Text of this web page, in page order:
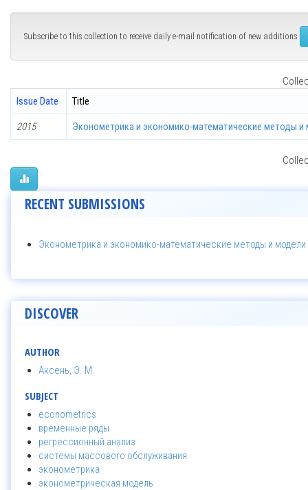
Subscribe to this collection to receive daily e-mail notification of new additions
Issue Date
Title
2015 Эконометрика и экономико-математические методы
RECENT SUBMISSIONS
Эконометрика и экономико-математические методы и
DISCOVER
AUTHOR
Аксень, Э. М.
SUBJECT
econometrics
временные ряды
регрессионный анализ
системы массового обслуживания
эконометрика
эконометрическая модель